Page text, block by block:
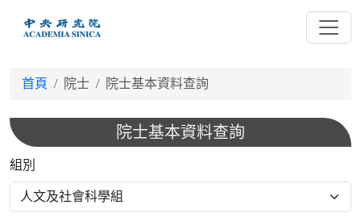
首頁 院士 院士基本資料查詢
院士基本資料查詢
組別